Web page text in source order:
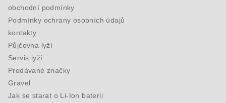
obchodní podmínky
Podmínky ochrany osobních údajů
kontakty
Půjčovna lyží
Servis lyží
Prodávané značky
Gravel
Jak se starat o Li-Ion baterii